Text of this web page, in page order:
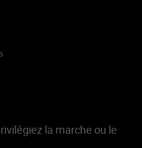
la marche ou le